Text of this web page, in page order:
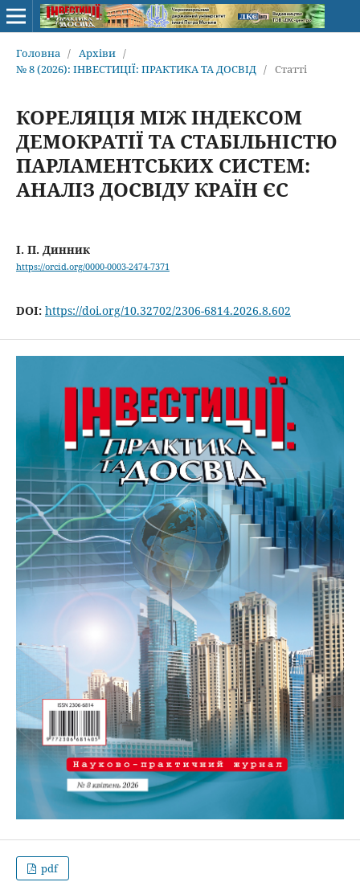
Головна / Архіви /
№ 8 (2026): ІНВЕСТИЦІЇ: ПРАКТИКА ТА ДОСВІД / Статті
КОРЕЛЯЦІЯ МІЖ ІНДЕКСОМ
ДЕМОКРАТІЇ ТА СТАБІЛЬНІСТЮ
ПАРЛАМЕНТСЬКИХ СИСТЕМ:
АНАЛІЗ ДОСВІДУ КРАЇН ЄС
І. П. Динник
https://orcid.org/0000-0003-2474-7371
DOI: https://doi.org/10.32702/2306-6814.2026.8.602
pdf